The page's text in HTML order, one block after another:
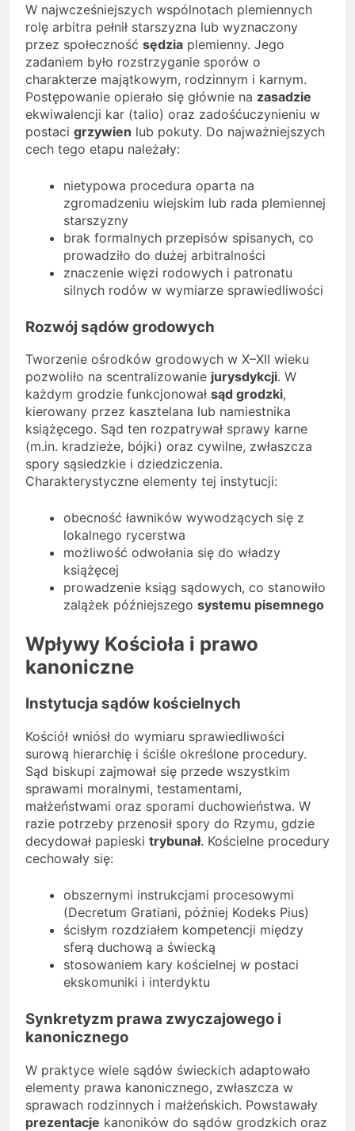
W najwcześniejszych wspólnotach plemiennych
rolę arbitra pełnił starszyzna lub wyznaczony
przez społeczność sędzia plemienny. Jego
zadaniem było rozstrzyganie sporów o
charakterze majątkowym, rodzinnym i karnym.
Postępowanie opierało się głównie na zasadzie
ekwiwalencji kar (talio) oraz zadośćuczynieniu w
postaci grzywien lub pokuty. Do najważniejszych
cech tego etapu należały:
nietypowa procedura oparta na
zgromadzeniu wiejskim lub rada plemiennej
starszyzny
brak formalnych przepisów spisanych, co
prowadziło do dużej arbitralności
znaczenie więzi rodowych i patronatu
silnych rodów w wymiarze sprawiedliwości
Rozwój sądów grodowych
Tworzenie ośrodków grodowych w X–XII wieku
pozwoliło na scentralizowanie jurysdykcji. W
każdym grodzie funkcjonował sąd grodzki,
kierowany przez kasztelana lub namiestnika
książęcego. Sąd ten rozpatrywał sprawy karne
(m.in. kradzieże, bójki) oraz cywilne, zwłaszcza
spory sąsiedzkie i dziedziczenia.
Charakterystyczne elementy tej instytucji:
obecność ławników wywodzących się z
lokalnego rycerstwa
możliwość odwołania się do władzy
książęcej
prowadzenie ksiąg sądowych, co stanowiło
zalążek późniejszego systemu pisemnego
Wpływy Kościoła i prawo
kanoniczne
Instytucja sądów kościelnych
Kościół wniósł do wymiaru sprawiedliwości
surową hierarchię i ściśle określone procedury.
Sąd biskupi zajmował się przede wszystkim
sprawami moralnymi, testamentami,
małżeństwami oraz sporami duchowieństwa. W
razie potrzeby przenosił spory do Rzymu, gdzie
decydował papieski trybunał. Kościelne procedury
cechowały się:
obszernymi instrukcjami procesowymi
(Decretum Gratiani, później Kodeks Pius)
ścisłym rozdziałem kompetencji między
sferą duchową a świecką
stosowaniem kary kościelnej w postaci
ekskomuniki i interdyktu
Synkretyzm prawa zwyczajowego i
kanonicznego
W praktyce wiele sądów świeckich adaptowało
elementy prawa kanonicznego, zwłaszcza w
sprawach rodzinnych i małżeńskich. Powstawały
prezentacje kanoników do sądów grodzkich oraz